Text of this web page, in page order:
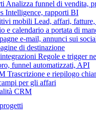
Analizza funnel di vendita,
Intelligence, rapporti BI
mobili Lead, affari,
e calendario a portata di
e-mail, annunci sui
di destinazione
Regole e trigger
funnel automatizzati, API
Trascrizione e riepilogo
per gli affari
CRM